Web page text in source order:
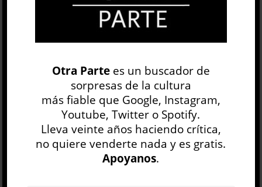
EDICIÓN IMPRESA
30 NÚMEROS
Otra Partees un buscador de
sorpresas de la cultura
más fiable que Google, Instagram,
Youtube, Twitter o Spotify.
Lleva veinte años haciendo crítica,
no quiere venderte nada y es gratis.
Apoyanos.